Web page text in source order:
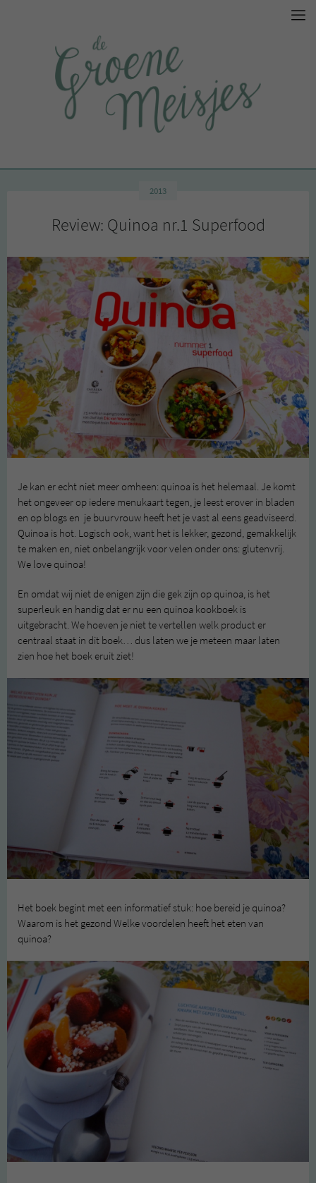
2013
Review: Quinoa nr.1 Superfood
Je kan er echt niet meer omheen: quinoa is het helemaal. Je komt
het ongeveer op iedere menukaart tegen, je leest erover in bladen
en op blogs en je buurvrouw heeft het je vast al eens geadviseerd.
Quinoa is hot. Logisch ook, want het is lekker, gezond, gemakkelijk
te maken en, niet onbelangrijk voor velen onder ons: glutenvrij.
We love quinoa!
En omdat wij niet de enigen zijn die gek zijn op quinoa, is het
superleuk en handig dat er nu een quinoa kookboek is
uitgebracht. We hoeven je niet te vertellen welk product er
centraal staat in dit boek… dus laten we je meteen maar laten
zien hoe het boek eruit ziet!
Het boek begint met een informatief stuk: hoe bereid je quinoa?
Waarom is het gezond Welke voordelen heeft het eten van
quinoa?